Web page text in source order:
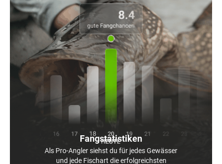
Fangstatistiken
Als Pro-Angler siehst du für jedes Gewässer
und jede Fischart die erfolgreichsten